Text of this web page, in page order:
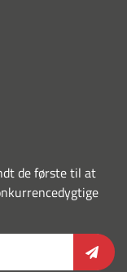
de første til at